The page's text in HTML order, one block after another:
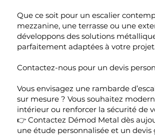
Que ce soit pour un escalier
mezzanine, une terrasse ou une
développons des solutions
parfaitement adaptées à votre
Contactez-nous pour un devis
Vous envisagez une rambarde
sur mesure ? Vous souhaitez
intérieur ou renforcer la sécurité de
👉 Contactez Démod Metal dès
une étude personnalisée et un devis